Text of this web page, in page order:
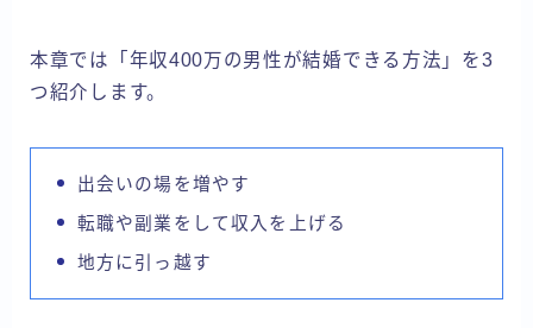
本章では「年収400万の男性が結婚できる方法」を3
つ紹介します。
出会いの場を増やす
転職や副業をして収入を上げる
地方に引っ越す